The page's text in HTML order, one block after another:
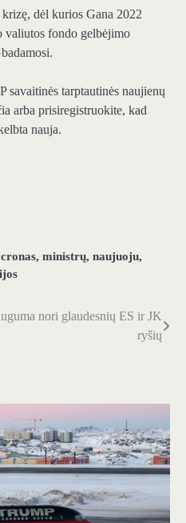
dėl kurios Gana 2022
valiutos fondo gelbėjimo
tarptautinės naujienų
arba prisiregistruokite, kad
nauja.
, ministrų, naujuoju,
nori glaudesnių ES ir JK
ryšių